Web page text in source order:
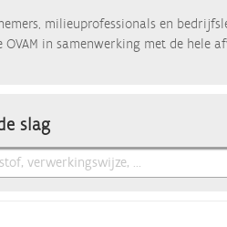
milieuprofessionals en
in samenwerking met de hele
slag